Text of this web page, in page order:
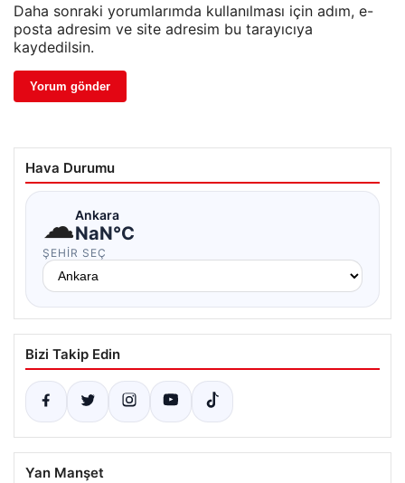
Daha sonraki yorumlarımda kullanılması için adım, e-
posta adresim ve site adresim bu tarayıcıya
kaydedilsin.
Hava Durumu
☁Ankara
NaN°C
ŞEHIR SEÇ
Bizi Takip Edin
Yan Manşet